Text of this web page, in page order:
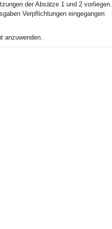
der Absätze 1 und 2 vorliegen.
Verpflichtungen eingegangen
anzuwenden.